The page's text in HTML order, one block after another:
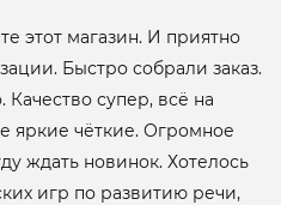
этот магазин. И приятно
Быстро собрали заказ.
супер, всё на
яркие чёткие. Огромное
ждать новинок. Хотелось
игр по развитию речи,